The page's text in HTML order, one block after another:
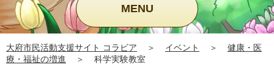
MENU
大府市民活動支援サイト コラビア ＞ イベント ＞
健康・医
療・福祉の増進
＞ 科学実験教室